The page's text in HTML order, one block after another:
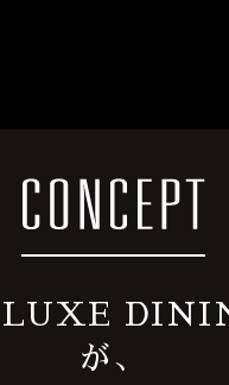
LUXE
が、